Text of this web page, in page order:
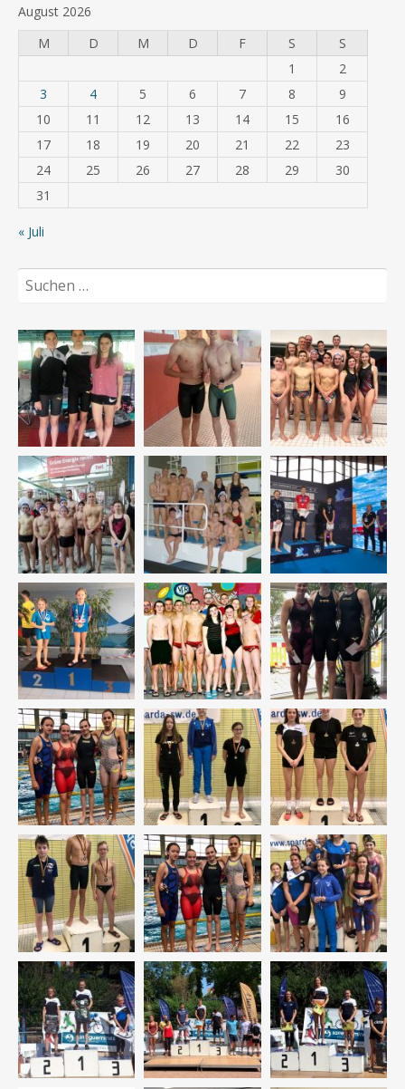
August 2026
M
D M D F S
S
1
2
3
4 5 6 7 8
9
10
11 12 13 14 15
16
17
18 19 20 21 22
23
24
25 26 27 28 29
30
31
« Juli
Suchen
nach: